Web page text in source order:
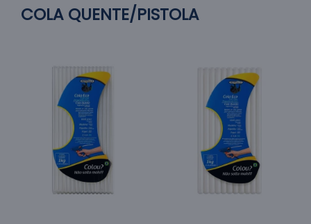
COLA QUENTE/PISTOLA